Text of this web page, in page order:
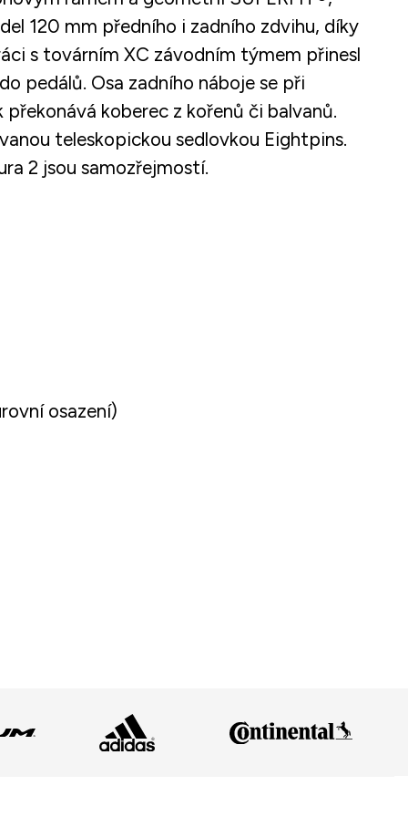
120 mm předního i zadního zdvihu, díky
s továrním XC závodním týmem přinesl
pedálů. Osa zadního náboje se při
koberec z kořenů či balvanů.
teleskopickou sedlovkou Eightpins.
2 jsou samozřejmostí.
osazení)